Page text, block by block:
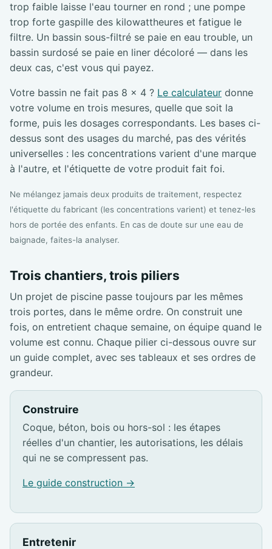
trop faible laisse l'eau tourner en rond ; une pompe
trop forte gaspille des kilowattheures et fatigue le
filtre. Un bassin sous-filtré se paie en eau trouble, un
bassin surdosé se paie en liner décoloré — dans les
deux cas, c'est vous qui payez.
Votre bassin ne fait pas 8 × 4 ? Le calculateur donne
votre volume en trois mesures, quelle que soit la
forme, puis les dosages correspondants. Les bases ci-
dessus sont des usages du marché, pas des vérités
universelles : les concentrations varient d'une marque
à l'autre, et l'étiquette de votre produit fait foi.
Ne mélangez jamais deux produits de traitement, respectez
l'étiquette du fabricant (les concentrations varient) et tenez-les
hors de portée des enfants. En cas de doute sur une eau de
baignade, faites-la analyser.
Trois chantiers, trois piliers
Un projet de piscine passe toujours par les mêmes
trois portes, dans le même ordre. On construit une
fois, on entretient chaque semaine, on équipe quand le
volume est connu. Chaque pilier ci-dessous ouvre sur
un guide complet, avec ses tableaux et ses ordres de
grandeur.
Construire
Coque, béton, bois ou hors-sol : les étapes
réelles d'un chantier, les autorisations, les délais
qui ne se compressent pas.
Le guide construction →
Entretenir